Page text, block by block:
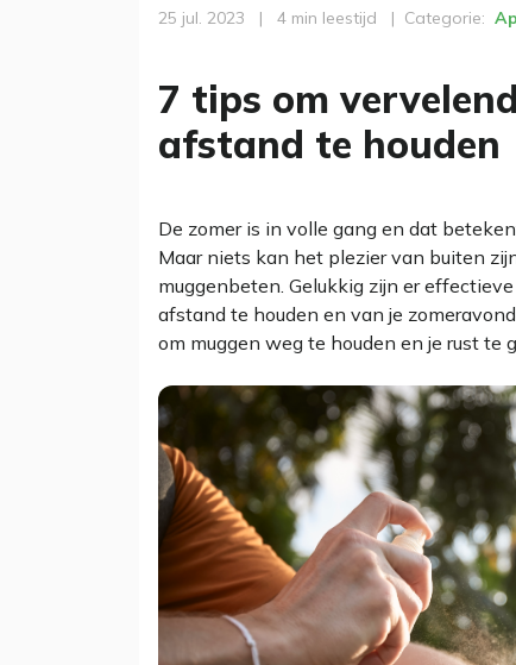
25 jul. 2023 | 4 min leestijd | Categorie
7 tips om
afstand te houden
De zomer is in volle gang en dat
Maar niets kan het plezier van buiten
muggenbeten. Gelukkig zijn er
afstand te houden en van je
om muggen weg te houden en je rust te